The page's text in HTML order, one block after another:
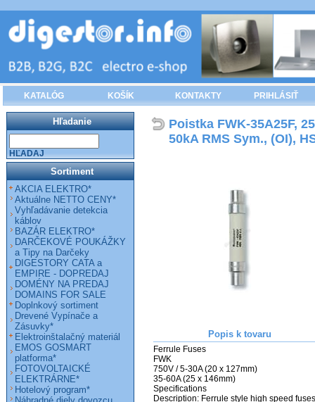
KATALÓG KOŠÍK KONTAKTY PRIHLÁSIŤ
Poistka FWK-35A25F,
50kA RMS Sym., (OI),
Popis k tovaru
Ferrule Fuses
FWK
750V / 5-30A (20 x 127mm)
35-60A (25 x 146mm)
Specifications
Description: Ferrule style high speed fuses
Hľadanie
HĽADAJ
Sortiment
AKCIA ELEKTRO*
Aktuálne NETTO CENY*
Vyhľadávanie detekcia
káblov
BAZÁR ELEKTRO*
DARČEKOVÉ POUKÁŽKY
a Tipy na Darčeky
DIGESTORY CATA a
EMPIRE - DOPREDAJ
DOMÉNY NA PREDAJ
DOMAINS FOR SALE
Doplnkový sortiment
Drevené Vypínače a
Zásuvky*
Elektroinštalačný materiál
EMOS GOSMART
platforma*
FOTOVOLTAICKÉ
ELEKTRÁRNE*
Hotelový program*